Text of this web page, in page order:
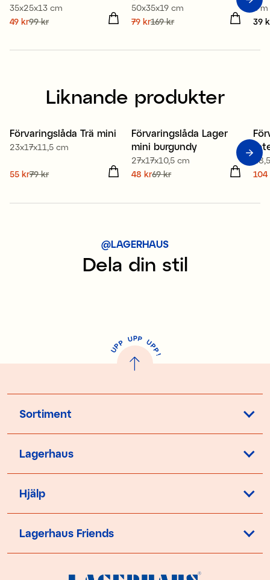
35x25x13 cm
Nuvarande pris
49 kr99 kr
50x35x19 cm
Nuvarande pris
79 kr169 kr
4 m
Pris
39
Liknande produkter
Kampanj 30%
Förvaringslåda Trä mini
23x17x11,5 cm
Nuvarande pris
55 kr79 kr
Nyhet
Kampanj 30%
Förvaringslåda Lager
mini burgundy
27x17x10,5 cm
Nuvarande pris
48 kr69 kr 104
@LAGERHAUS
Dela din stil
U
P
P UPP UP
P
!
Sortiment
Lagerhaus
Hjälp
Lagerhaus Friends